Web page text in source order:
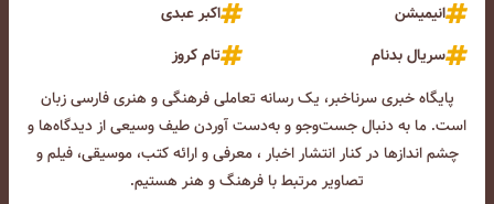
انیمیشن
اکبر عبدی
سریال بدنام
تام کروز
پایگاه خبری سرناخبر، یک رسانه تعاملی فرهنگی و هنری فارسی زبان
است. ما به دنبال جست‌و‌جو و به‌دست آوردن طیف وسیعی از دیدگاه‌ها و
چشم انداز‌ها در کنار انتشار اخبار ، معرفی و ارائه کتب، موسیقی، فیلم و
تصاویر مرتبط با فرهنگ و هنر هستیم.